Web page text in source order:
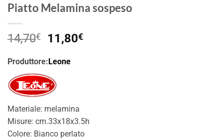
Piatto Melamina sospeso
14,70€
Il
originale
era:
14,70€.
11,80€Il
Produttore:Leone
Materiale: melamina
Misure: cm.33x18x3.5h
Colore: Bianco perlato